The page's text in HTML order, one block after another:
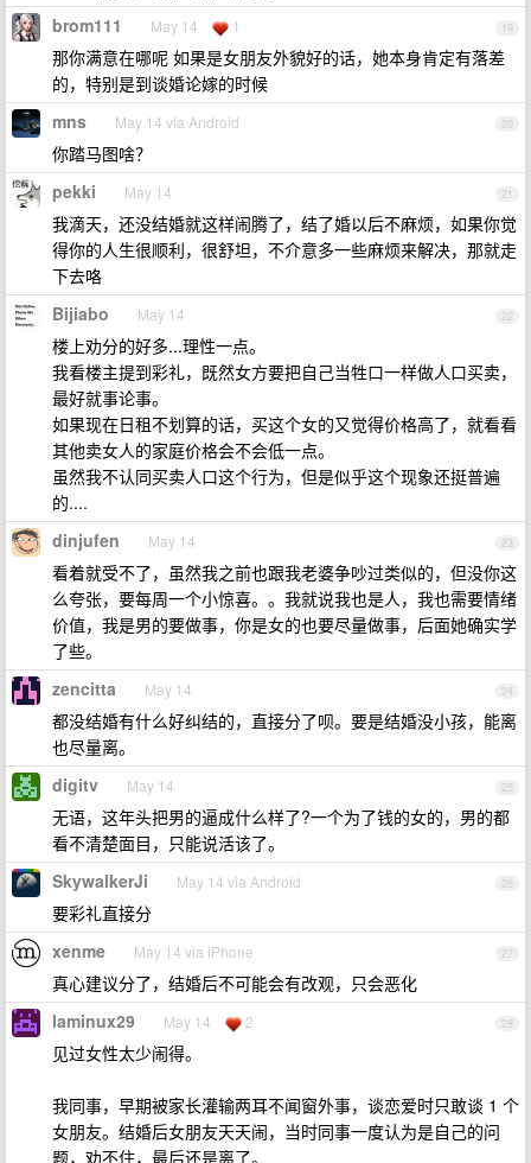
19
brom111 May 14 1
那你满意在哪呢 如果是女朋友外貌好的话，她本身肯定有落差
的，特别是到谈婚论嫁的时候
20
mns May 14 via Android
你踏马图啥？
21
pekki May 14
我滴天，还没结婚就这样闹腾了，结了婚以后不麻烦，如果你觉
得你的人生很顺利，很舒坦，不介意多一些麻烦来解决，那就走
下去咯
22
Bijiabo May 14
楼上劝分的好多...理性一点。
我看楼主提到彩礼，既然女方要把自己当牲口一样做人口买卖，
最好就事论事。
如果现在日租不划算的话，买这个女的又觉得价格高了，就看看
其他卖女人的家庭价格会不会低一点。
虽然我不认同买卖人口这个行为，但是似乎这个现象还挺普遍
的....
23
dinjufen May 14
看着就受不了，虽然我之前也跟我老婆争吵过类似的，但没你这
么夸张，要每周一个小惊喜。。我就说我也是人，我也需要情绪
价值，我是男的要做事，你是女的也要尽量做事，后面她确实学
了些。
24
zencitta May 14
都没结婚有什么好纠结的，直接分了呗。要是结婚没小孩，能离
也尽量离。
25
digitv May 14
无语，这年头把男的逼成什么样了?一个为了钱的女的，男的都
看不清楚面目，只能说活该了。
26
SkywalkerJi May 14 via Android
要彩礼直接分
27
xenme May 14 via iPhone
真心建议分了，结婚后不可能会有改观，只会恶化
28
laminux29 May 14 2
见过女性太少闹得。
我同事，早期被家长灌输两耳不闻窗外事，谈恋爱时只敢谈 1 个
女朋友。结婚后女朋友天天闹，当时同事一度认为是自己的问
题，劝不住，最后还是离了。